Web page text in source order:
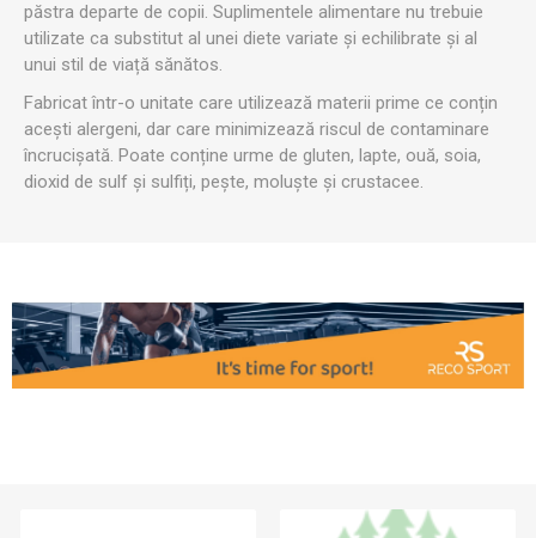
păstra departe de copii. Suplimentele alimentare nu trebuie
utilizate ca substitut al unei diete variate și echilibrate și al
unui stil de viață sănătos.
Fabricat într-o unitate care utilizează materii prime ce conțin
acești alergeni, dar care minimizează riscul de contaminare
încrucișată. Poate conține urme de gluten, lapte, ouă, soia,
dioxid de sulf și sulfiți, pește, moluște și crustacee.